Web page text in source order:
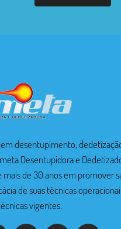
desentupimento,
Desentupidora e
de 30 anos em promover
de suas técnicas
vigentes.